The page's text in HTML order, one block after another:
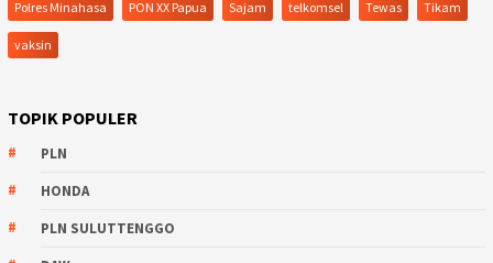
Polres Minahasa PON XX Papua Sajam telkomsel Tewas Tikam
vaksin
TOPIK POPULER
PLN
HONDA
PLN SULUTTENGGO